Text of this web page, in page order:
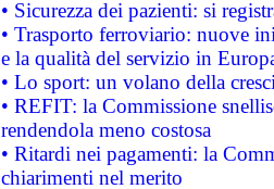
• Sicurezza dei pazienti: si
• Trasporto ferroviario: nuove
e la qualità del servizio in
• Lo sport: un volano della
• REFIT: la Commissione
rendendola meno costosa
• Ritardi nei pagamenti: la
chiarimenti nel merito